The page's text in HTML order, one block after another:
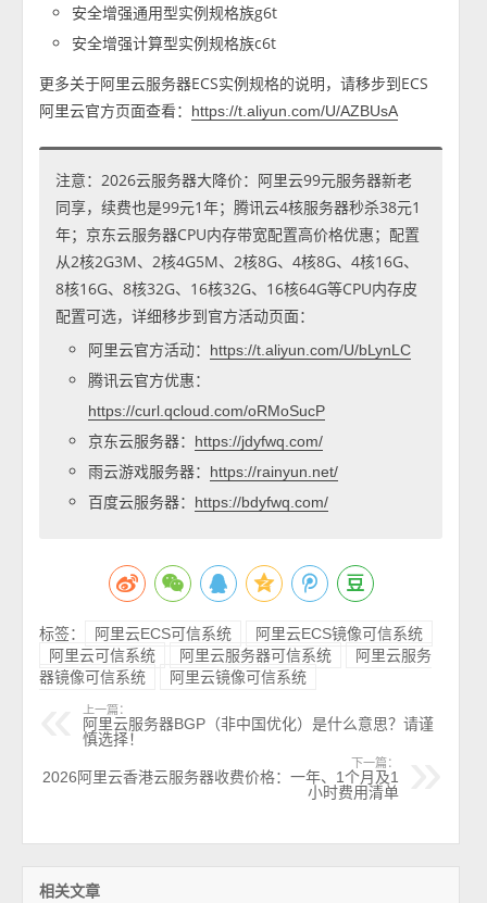
安全增强通用型实例规格族g6t
安全增强计算型实例规格族c6t
更多关于阿里云服务器ECS实例规格的说明，请移步到ECS
阿里云官方页面查看：
https://t.aliyun.com/U/AZBUsA
注意：2026云服务器大降价：阿里云99元服务器新老
同享，续费也是99元1年；腾讯云4核服务器秒杀38元1
年；京东云服务器CPU内存带宽配置高价格优惠；配置
从2核2G3M、2核4G5M、2核8G、4核8G、4核16G、
8核16G、8核32G、16核32G、16核64G等CPU内存皮
配置可选，详细移步到官方活动页面：
阿里云官方活动：
https://t.aliyun.com/U/bLynLC
腾讯云官方优惠：
https://curl.qcloud.com/oRMoSucP
京东云服务器： https://jdyfwq.com/
雨云游戏服务器： https://rainyun.net/
百度云服务器： https://bdyfwq.com/
标签： 阿里云ECS可信系统
阿里云ECS镜像可信系统
阿里云可信系统
阿里云服务器可信系统
阿里云服务
器镜像可信系统
阿里云镜像可信系统
上一篇：
阿里云服务器BGP（非中国优化）是什么意思？请谨
慎选择！
下一篇：
2026阿里云香港云服务器收费价格：一年、1个月及1
小时费用清单
相关文章